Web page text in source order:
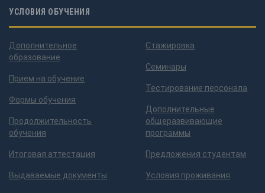
УСЛОВИЯ ОБУЧЕНИЯ
Дополнительное
образование
Прием на обучение
Формы обучения
Продолжительность
обучения
Итоговая аттестация
Выдаваемые документы
Стажировка
Семинары
Тестирование персонала
Дополнительные
общеразвивающие
программы
Предложения студентам
Условия проживания